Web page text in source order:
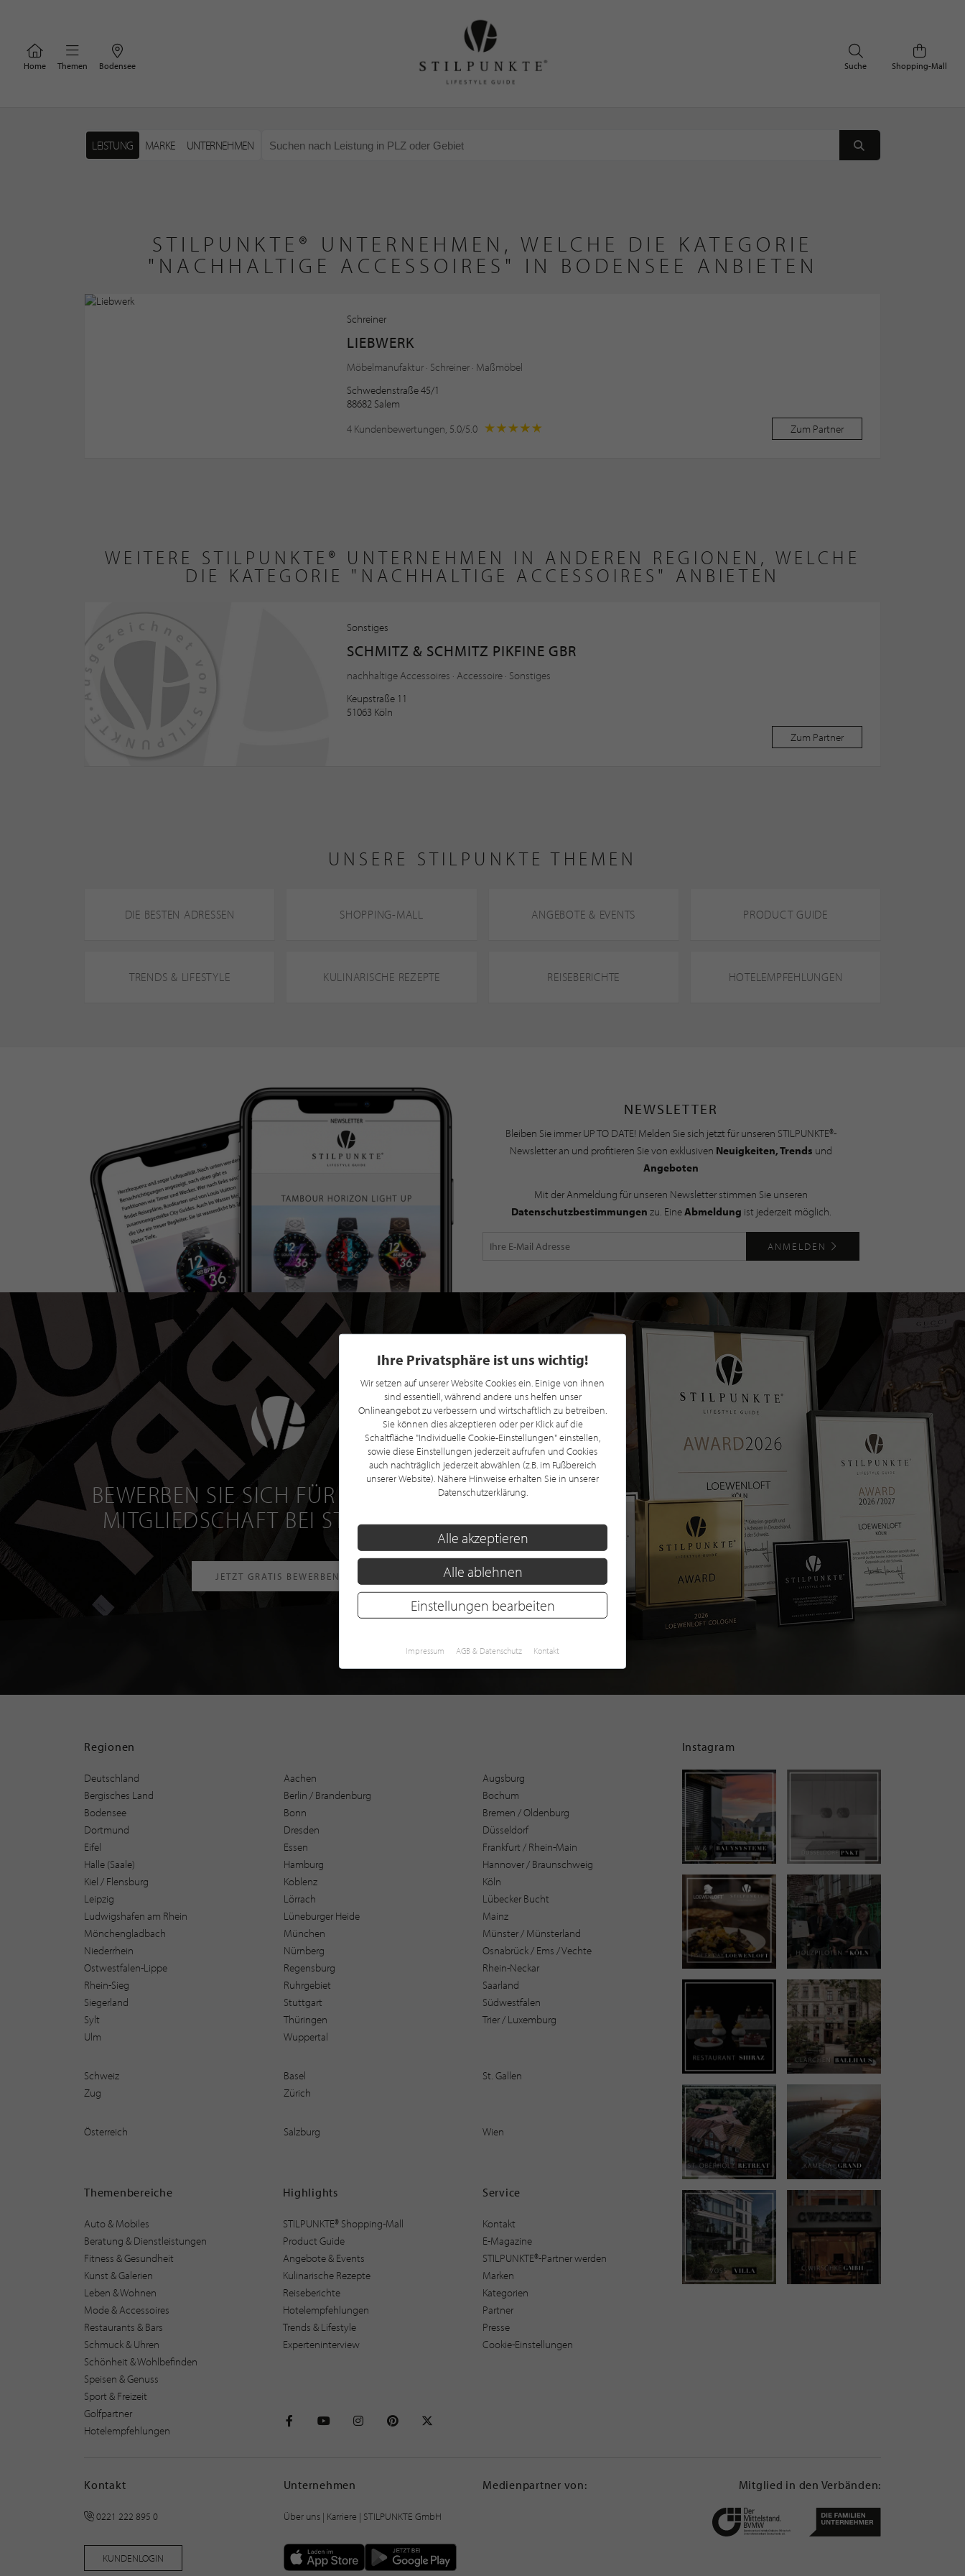
Home Themen Bodensee Shopping-Mall
Suche
LEISTUNG MARKE UNTERNEHMEN
STILPUNKTE® UNTERNEHMEN, WELCHE DIE KATEGORIE
"NACHHALTIGE ACCESSOIRES" IN BODENSEE ANBIETEN
Schreiner
LIEBWERK
Möbelmanufaktur · Schreiner · Maßmöbel
Schwedenstraße 45/1
88682 Salem
4 Kundenbewertungen, 5.0/5.0
Zum Partner
WEITERE STILPUNKTE® UNTERNEHMEN IN ANDEREN REGIONEN, WELCHE
DIE KATEGORIE "NACHHALTIGE ACCESSOIRES" ANBIETEN
Sonstiges
SCHMITZ & SCHMITZ PIKFINE GBR
nachhaltige Accessoires · Accessoire · Sonstiges
Keupstraße 11
51063 Köln
Zum Partner
UNSERE STILPUNKTE THEMEN
DIE BESTEN ADRESSEN SHOPPING-MALL ANGEBOTE & EVENTS PRODUCT GUIDE
TRENDS & LIFESTYLE KULINARISCHE REZEPTE REISEBERICHTE HOTELEMPFEHLUNGEN
NEWSLETTER
Bleiben Sie immer UP TO DATE! Melden Sie sich jetzt für unseren STILPUNKTE®-
Newsletter an und profitieren Sie von exklusiven Neuigkeiten, Trends und
Angeboten
Mit der Anmeldung für unseren Newsletter stimmen Sie unseren
Datenschutzbestimmungen zu. EineAbmeldung ist jederzeit möglich.
ANMELDEN
BEWERBEN SIE SICH FÜR EINE GRATIS
MITGLIEDSCHAFT BEI STILPUNKTE®
JETZT GRATIS BEWERBEN
Regionen
Deutschland Aachen
Augsburg
Bergisches Land
Berlin / Brandenburg
Bochum
Bodensee
Bonn
Bremen / Oldenburg
Dortmund
Dresden
Düsseldorf
Eifel
Essen
Frankfurt / Rhein-Main
Halle (Saale)
Hamburg
Hannover / Braunschweig
Kiel / Flensburg
Koblenz
Köln
Leipzig
Lörrach
Lübecker Bucht
Ludwigshafen am Rhein
Lüneburger Heide
Mainz
Mönchengladbach
München
Münster / Münsterland
Niederrhein
Nürnberg
Osnabrück / Ems / Vechte
Ostwestfalen-Lippe
Regensburg
Rhein-Neckar
Rhein-Sieg
Ruhrgebiet
Saarland
Siegerland
Stuttgart
Südwestfalen
Sylt
Thüringen
Trier / Luxemburg
Ulm
Wuppertal
Schweiz Basel
St. Gallen
Zug
Zürich
Österreich Salzburg Wien
Themenbereiche
Auto & Mobiles
Beratung & Dienstleistungen
Fitness & Gesundheit
Kunst & Galerien
Leben & Wohnen
Mode & Accessoires
Restaurants & Bars
Schmuck & Uhren
Schönheit & Wohlbefinden
Speisen & Genuss
Sport & Freizeit
Golfpartner
Hotelempfehlungen
Highlights
STILPUNKTE® Shopping-Mall
Product Guide
Angebote & Events
Kulinarische Rezepte
Reiseberichte
Hotelempfehlungen
Trends & Lifestyle
Experteninterview
Service
Kontakt
E-Magazine
STILPUNKTE®-Partner werden
Marken
Kategorien
Partner
Presse
Cookie-Einstellungen
Instagram
Kontakt
0221 222 895 0
KUNDENLOGIN
Unternehmen
Über uns| Karriere | STILPUNKTE GmbH
Medienpartner von: Mitglied in den Verbänden:
Ihre Privatsphäre ist uns wichtig!
Wir setzen auf unserer Website Cookies ein. Einige von ihnen
sind essentiell, während andere uns helfen unser
Onlineangebot zu verbessern und wirtschaftlich zu betreiben.
Sie können dies akzeptieren oder per Klick auf die
Schaltfläche "Individuelle Cookie-Einstellungen" einstellen,
sowie diese Einstellungen jederzeit aufrufen und Cookies
auch nachträglich jederzeit abwählen (z.B. im Fußbereich
unserer Website). Nähere Hinweise erhalten Sie in unserer
Datenschutzerklärung.
Alle akzeptieren
Alle ablehnen
Einstellungen bearbeiten
Impressum AGB & Datenschutz Kontakt